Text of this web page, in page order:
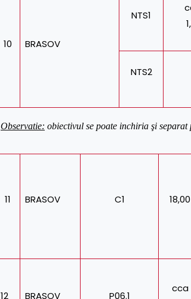
10 BRASOV
NTS1
NTS2
Observatie: obiectivul se poate inchiria şi
11 BRASOV C1 18,00
12 BRASOV P06.1
cca